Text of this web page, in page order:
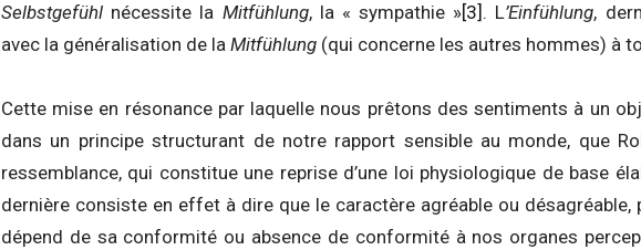
Selbstgefühl nécessite la Mitfühlung, la « sympathie »[3] . L’Einfühlung,
avec la généralisation de la Mitfühlung (qui concerne les autres hommes) à
Cette mise en résonance par laquelle nous prêtons des sentiments à un
dans un principe structurant de notre rapport sensible au monde, que
ressemblance, qui constitue une reprise d’une loi physiologique de base
dernière consiste en effet à dire que le caractère agréable ou désagréable,
dépend de sa conformité ou absence de conformité à nos organes